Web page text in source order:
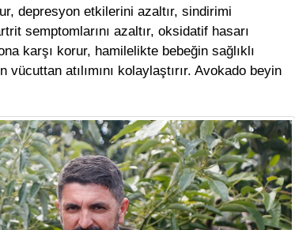
depresyon etkilerini azaltır, sindirimi
semptomlarını azaltır, oksidatif hasarı
karşı korur, hamilelikte bebeğin sağlıklı
atılımını kolaylaştırır. Avokado beyin